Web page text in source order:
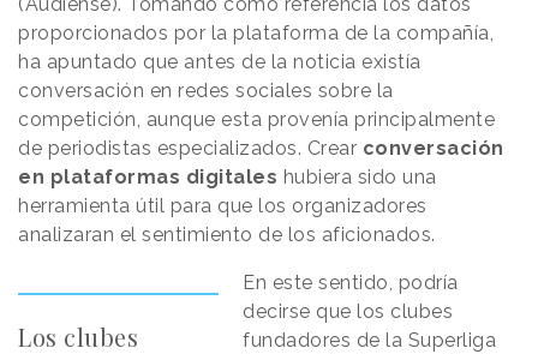
proporcionados por la plataforma de la compañía,
ha apuntado que antes de la noticia existía
conversación en redes sociales sobre la
competición, aunque esta provenía principalmente
de periodistas especializados. Crear conversación
en plataformas digitales hubiera sido una
herramienta útil para que los organizadores
analizaran el sentimiento de los aficionados.
Los clubes
En este sentido, podría
decirse que los clubes
fundadores de la Superliga